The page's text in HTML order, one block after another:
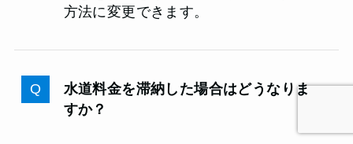
方法に変更できます。
水道料金を滞納した場合はどうなりま
すか？